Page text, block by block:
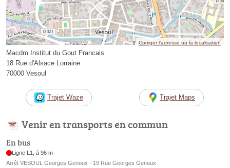
Corriger l’adresse ou la localisation
Macdm Institut du Gout Francais
18 Rue d'Alsace Lorraine
70000 Vesoul
Trajet Waze Trajet Maps
Venir en transports en commun
En bus
Ligne L1, à 96 m
Arrêt VESOUL Georges Genoux - 19 Rue Georges Genoux